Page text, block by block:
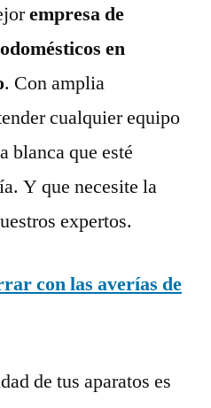
empresa de
en
. Con amplia
cualquier equipo
blanca que esté
Y que necesite la
expertos.
con las averías de
de tus aparatos es